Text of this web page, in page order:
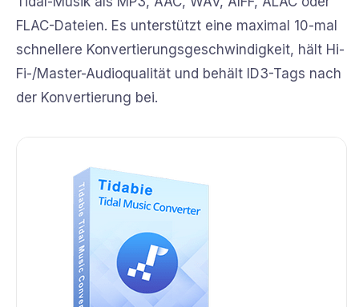
FLAC-Dateien. Es unterstützt eine maximal 10-mal
schnellere Konvertierungsgeschwindigkeit, hält Hi-
Fi-/Master-Audioqualität und behält ID3-Tags nach
der Konvertierung bei.